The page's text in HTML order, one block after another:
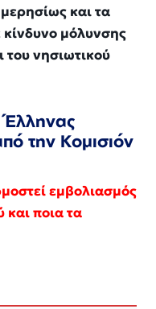
και τα
μόλυνσης
του νησιωτικού
την Κομισιόν
εμβολιασμός
ποια τα